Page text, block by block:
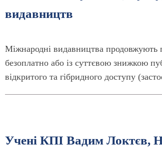
видавництв
Міжнародні видавництва продовжують
безоплатно або із суттєвою знижкою
відкритого та гібридного доступу
Учені КПІ Вадим Локтєв,